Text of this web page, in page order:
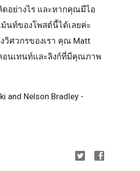
อย่างไร และหากคุณมีไอ
ม้นท์ของโพสต์นี้ได้เลยค่ะ
วิศวกรของเรา คุณ Matt
อนเทนท์และลิงก์ที่มีคุณภาพ
and Nelson Bradley -